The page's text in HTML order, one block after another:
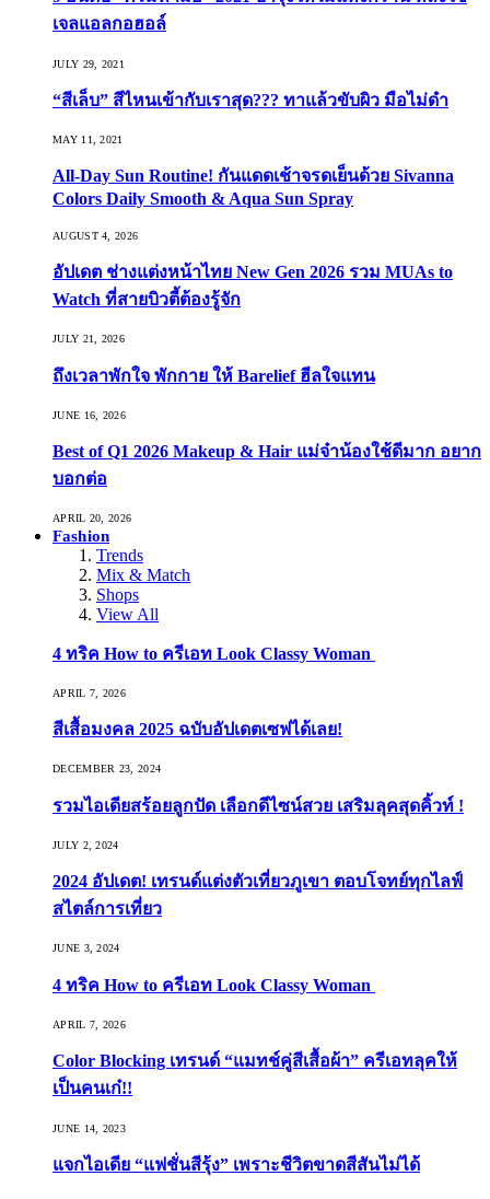
เจลแอลกอฮอล์
JULY 29, 2021
“สีเล็บ” สีไหนเข้ากับเราสุด??? ทาแล้วขับผิว มือไม่ดำ
MAY 11, 2021
All-Day Sun Routine! กันแดดเช้าจรดเย็นด้วย Sivanna
Colors Daily Smooth & Aqua Sun Spray
AUGUST 4, 2026
อัปเดต ช่างแต่งหน้าไทย New Gen 2026 รวม MUAs to
Watch ที่สายบิวตี้ต้องรู้จัก
JULY 21, 2026
ถึงเวลาพักใจ พักกาย ให้ Barelief ฮีลใจแทน
JUNE 16, 2026
Best of Q1 2026 Makeup & Hair แม่จ๋าน้องใช้ดีมาก อยาก
บอกต่อ
APRIL 20, 2026
Fashion
Trends
Mix & Match
Shops
View All
4 ทริค How to ครีเอท Look Classy Woman
APRIL 7, 2026
สีเสื้อมงคล 2025 ฉบับอัปเดตเซฟได้เลย!
DECEMBER 23, 2024
รวมไอเดียสร้อยลูกปัด เลือกดีไซน์สวย เสริมลุคสุดคิ้วท์ !
JULY 2, 2024
2024 อัปเดต! เทรนด์แต่งตัวเที่ยวภูเขา ตอบโจทย์ทุกไลฟ์
สไตล์การเที่ยว
JUNE 3, 2024
4 ทริค How to ครีเอท Look Classy Woman
APRIL 7, 2026
Color Blocking เทรนด์ “แมทช์คู่สีเสื้อผ้า” ครีเอทลุคให้
เป็นคนเก๋!!
JUNE 14, 2023
แจกไอเดีย “แฟชั่นสีรุ้ง” เพราะชีวิตขาดสีสันไม่ได้